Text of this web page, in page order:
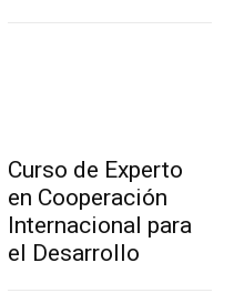
Curso de Experto
en Cooperación
Internacional para
el Desarrollo